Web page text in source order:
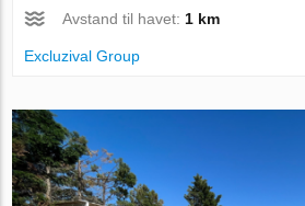
Avstand til havet: 1 km
Excluzival Group